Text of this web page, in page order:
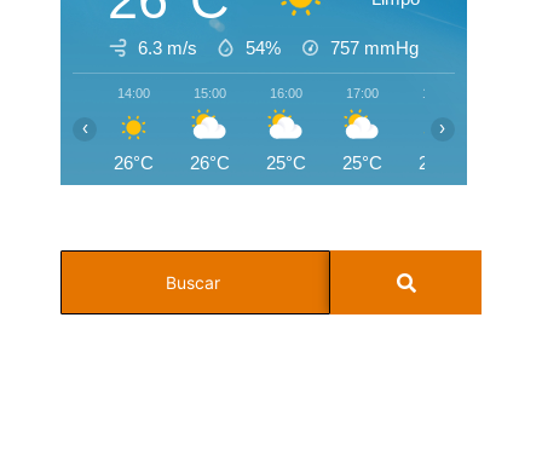
6.3 m/s 54% 757 mmHg
14:00
26°C
15:00
26°C
16:00
25°C
17:00
25°C
18:00
24°C
‹ ›